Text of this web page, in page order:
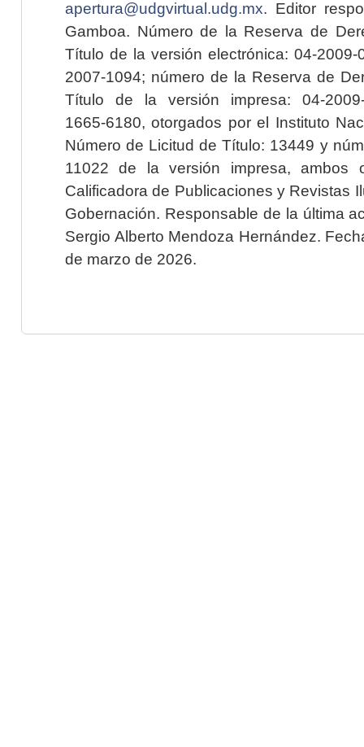
apertura@udgvirtual.udg.mx. Editor
Gamboa. Número de la Reserva de
Título de la versión electrónica: 04-2009-
2007-1094; número de la Reserva de
Título de la versión impresa: 04-2009-
1665-6180, otorgados por el Instituto
Número de Licitud de Título: 13449 y
11022 de la versión impresa, ambos
Calificadora de Publicaciones y Revistas
Gobernación. Responsable de la última
Sergio Alberto Mendoza Hernández.
de marzo de 2026.